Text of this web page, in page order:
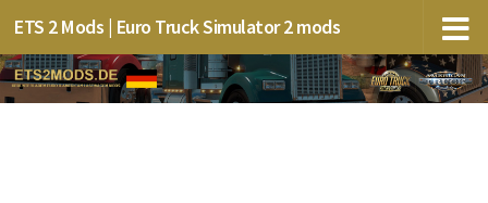
ETS 2 Mods | Euro Truck Simulator 2 mods